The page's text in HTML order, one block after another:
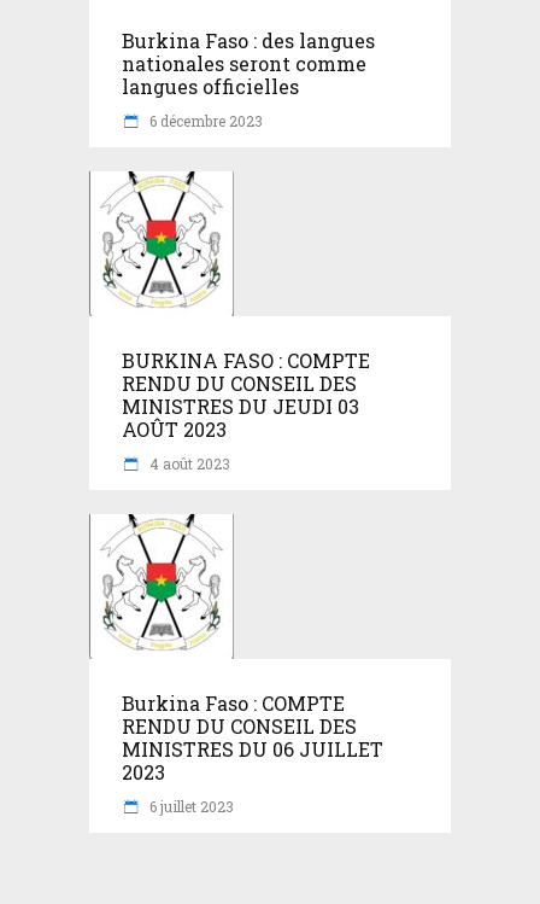
Burkina Faso : des langues
nationales seront comme
langues officielles
6 décembre 2023
BURKINA FASO : COMPTE
RENDU DU CONSEIL DES
MINISTRES DU JEUDI 03
AOÛT 2023
4 août 2023
Burkina Faso : COMPTE
RENDU DU CONSEIL DES
MINISTRES DU 06 JUILLET
2023
6 juillet 2023